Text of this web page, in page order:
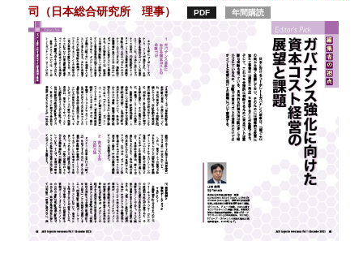
司（日本総合研究所 理事）
PDF 年間購読